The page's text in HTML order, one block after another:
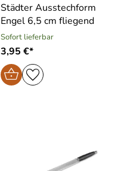
Städter Ausstechform
Engel 6,5 cm fliegend
Sofort lieferbar
3,95 €*